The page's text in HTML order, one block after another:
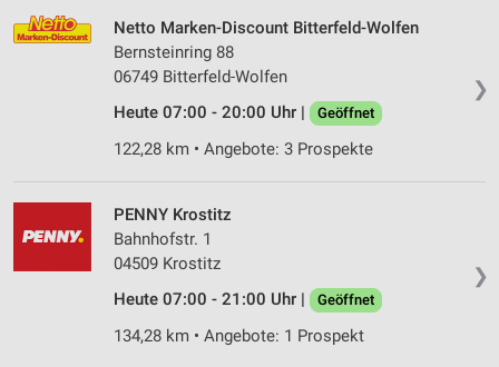
❯
Netto Marken-Discount Bitterfeld-Wolfen
Bernsteinring 88
06749 Bitterfeld-Wolfen
Heute 07:00 - 20:00 Uhr |
Geöffnet
122,28 km • Angebote: 3 Prospekte
❯
PENNY Krostitz
Bahnhofstr. 1
04509 Krostitz
Heute 07:00 - 21:00 Uhr |
Geöffnet
134,28 km • Angebote: 1 Prospekt